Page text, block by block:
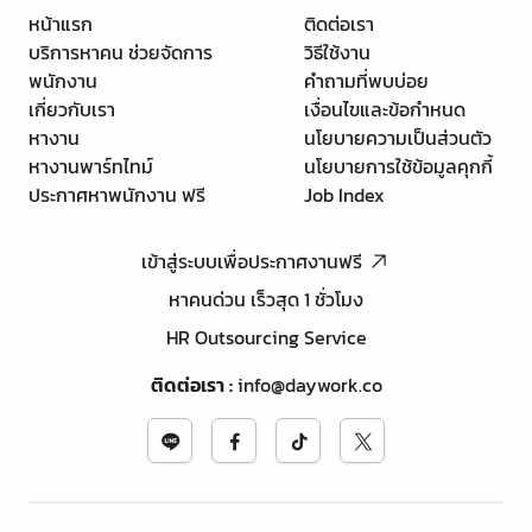
หน้าแรก
บริการหาคน ช่วยจัดการ
พนักงาน
เกี่ยวกับเรา
หางาน
หางานพาร์ทไทม์
ประกาศหาพนักงาน ฟรี
ติดต่อเรา
วิธีใช้งาน
คำถามที่พบบ่อย
เงื่อนไขและข้อกำหนด
นโยบายความเป็นส่วนตัว
นโยบายการใช้ข้อมูลคุกกี้
Job Index
เข้าสู่ระบบเพื่อประกาศงานฟรี
หาคนด่วน เร็วสุด 1 ชั่วโมง
HR Outsourcing Service
ติดต่อเรา:info@daywork.co